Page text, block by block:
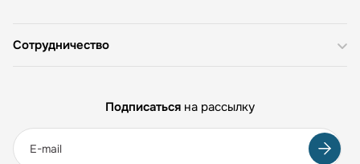
Сотрудничество
Подписаться на рассылку